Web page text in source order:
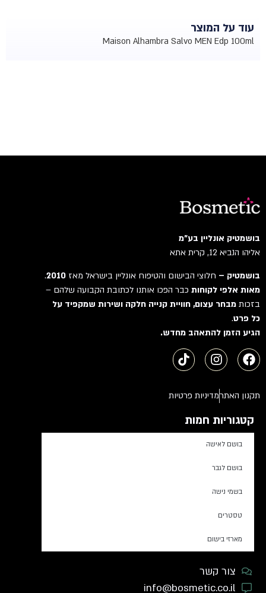
עוד על המוצר
Maison Alhambra Salvo MEN Edp 100ml
בושמטיק אונליין בע"מ
אליהו הנביא 12, קרית אתא
בושמטיק –חלוצי הבישום והטיפוח אונליין בישראל מאז2010
.
מאות אלפי לקוחותכבר הפכו אותנו לכתובת הקבועה שלהם –
בזכותמבחר עצום, חוויית קנייה חלקה ושירות שמקפיד על
כל פרט.
הגיע הזמן להתאהב מחדש.
תקנון האתרמדיניות פרטיות
קטגוריות חמות
בושם לאישה
בושם לגבר
בשמי נישה
טסטרים
מארזי בישום
צור קשר
info@bosmetic.co.il